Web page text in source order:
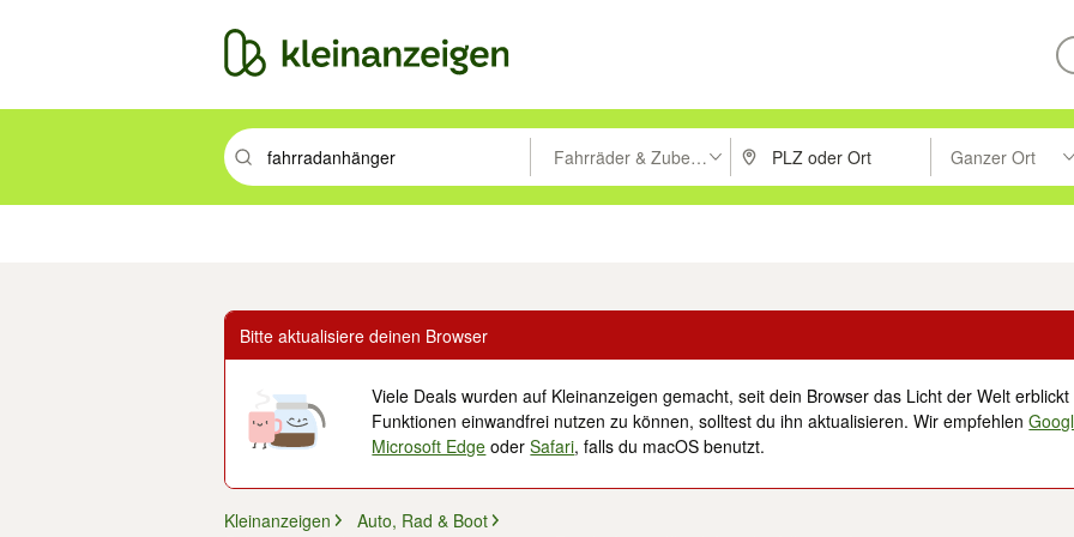
Suchbegriff eingeben. Eingabetaste drücken um zu suchen, oder Vorschläge mit den Pfeiltasten nach oben/
Fahrräder & Zubehör PLZ oder Ort eingeben. Eingabetaste
Ganzer Ort
Suche im
Bitte aktualisiere deinen Browser
Viele Deals wurden auf Kleinanzeigen gemacht, seit dein Browser das Licht der Welt
Funktionen einwandfrei nutzen zu können, solltest du ihn aktualisieren. Wir empfehlen
Microsoft Edge oderSafari, falls du macOS benutzt.
Kleinanzeigen
Auto, Rad & Boot